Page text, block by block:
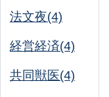
法文夜(4)
経営経済(4)
共同獣医(4)